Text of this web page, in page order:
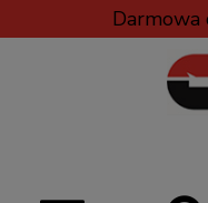
Darmowa